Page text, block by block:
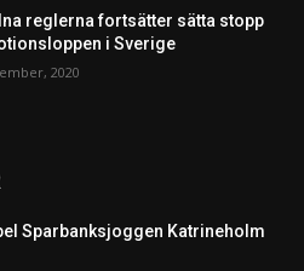
reglerna fortsätter sätta stopp
i Sverige
2020
Sparbanksjoggen Katrineholm